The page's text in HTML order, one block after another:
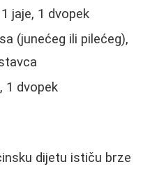
jaje, 1 dvopek
(junećeg ili pilećeg),
1 dvopek
dijetu ističu brze